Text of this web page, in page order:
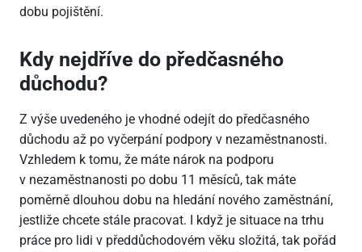
dobu pojištění.
Kdy nejdříve do předčasného
důchodu?
Z výše uvedeného je vhodné odejít do předčasného
důchodu až po vyčerpání podpory v nezaměstnanosti.
Vzhledem k tomu, že máte nárok na podporu
v nezaměstnanosti po dobu 11 měsíců, tak máte
poměrně dlouhou dobu na hledání nového zaměstnání,
jestliže chcete stále pracovat. I když je situace na trhu
práce pro lidi v předdůchodovém věku složitá, tak pořád